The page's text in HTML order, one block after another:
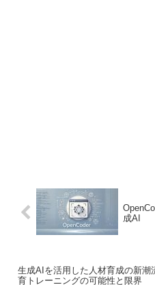
成AI
生成AIを活用した人材育成の新潮
育トレーニングの可能性と限界